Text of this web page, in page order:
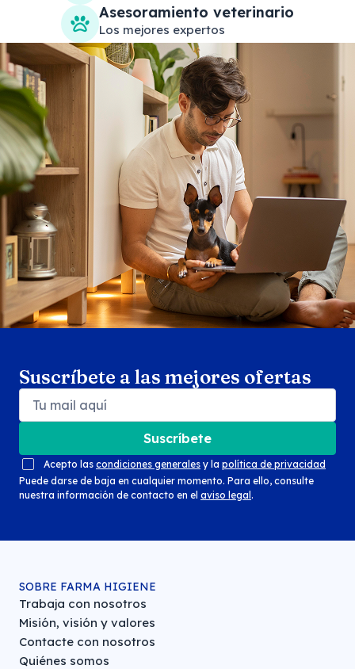
Asesoramiento veterinario
Los mejores expertos
Suscríbete a las mejores ofertas
Suscríbete
Acepto las condiciones generales y la política de privacidad
Puede darse de baja en cualquier momento. Para ello, consulte
nuestra información de contacto en el aviso legal .
Search products
SOBRE FARMA HIGIENE
Trabaja con nosotros
Misión, visión y valores
Contacte con nosotros
Quiénes somos